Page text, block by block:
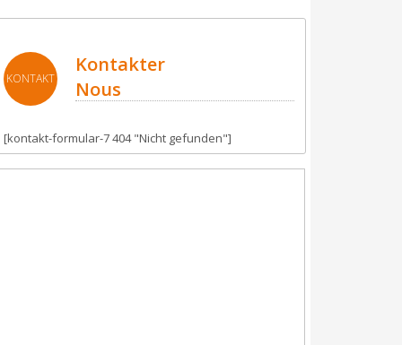
KONTAKT
Kontakter
Nous
[kontakt-formular-7 404 "Nicht gefunden"]